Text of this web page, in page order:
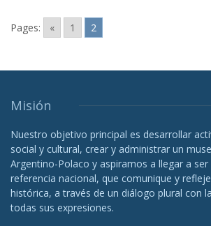
Pages: « 1 2
Misión
Nuestro objetivo principal es desarrollar
social y cultural, crear y administrar un
Argentino-Polaco y aspiramos a llegar a
referencia nacional, que comunique y
histórica, a través de un diálogo plural con
todas sus expresiones.